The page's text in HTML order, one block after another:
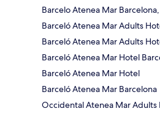
Barcelo Atenea Mar
Barceló Atenea Mar Adults
Barceló Atenea Mar Adults
Barceló Atenea Mar Hotel
Barceló Atenea Mar Hotel
Barceló Atenea Mar Barcelona
Occidental Atenea Mar Adults